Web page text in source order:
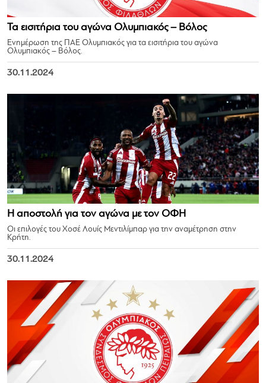
Τα εισιτήρια του αγώνα Ολυμπιακός – Βόλος
Ενημέρωση της ΠΑΕ Ολυμπιακός για τα εισιτήρια του αγώνα
Ολυμπιακός – Βόλος.
30.11.2024
Η αποστολή για τον αγώνα με τον ΟΦΗ
Οι επιλογές του Χοσέ Λουίς Μεντιλίμπαρ για την αναμέτρηση στην
Κρήτη.
30.11.2024